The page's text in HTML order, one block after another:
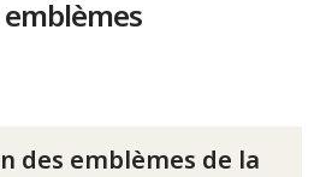
des emblèmes de la